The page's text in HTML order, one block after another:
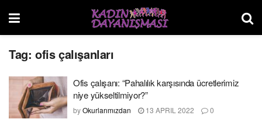
Tag: ofis çalışanları
Ofis çalışanı: “Pahalılık karşısında ücretlerimiz
niye yükseltilmiyor?”
byOkurlarımızdan 13 APRIL 2022 0